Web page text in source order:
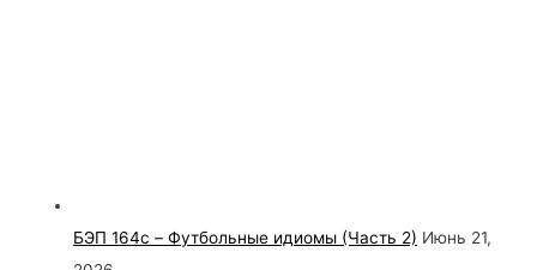
БЭП 164c – Футбольные идиомы (Часть 2) Июнь 21,